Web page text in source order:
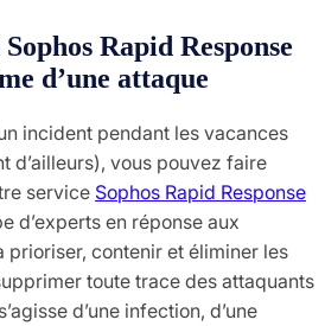
Rapid Response
d’une attaque
incident pendant les vacances
d’ailleurs), vous pouvez faire
service Sophos Rapid Response
d’experts en réponse aux
prioriser, contenir et éliminer les
toute trace des attaquants
d’une infection, d’une